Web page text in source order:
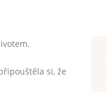
si, že